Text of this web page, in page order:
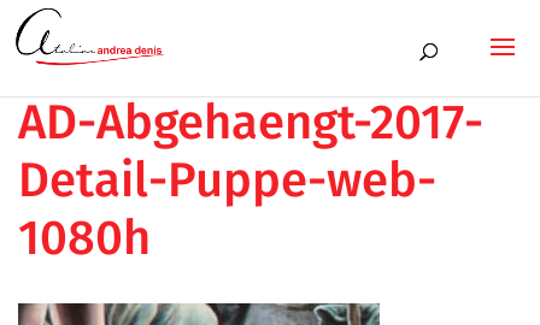
AD-Abgehaengt-2017-
Detail-Puppe-web-
1080h